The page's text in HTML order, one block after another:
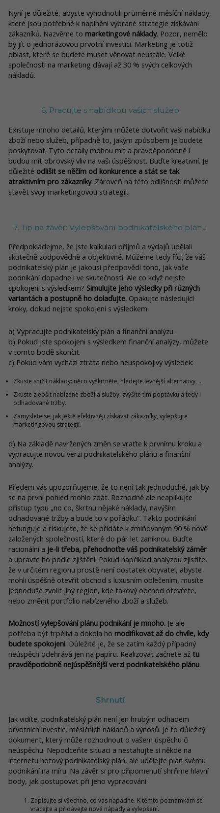
Nyní je důležité, abyste vyhodnotili průměrné měsíční náklady,
které jsou potřebné k naplnění vybrané strategie získávání
zákazníků. Nazvěme to marketingové náklady. Pozor, nemělo
by jít o jednorázovou prvotní investici. Marketing je totiž
oblast, které se budete muset věnovat neustále. Velké
společnosti na marketing dávají až 30 % svých celkových
nákladů.
6. Pracujte s nabídkou vašich služeb
Existuje mnoho detailů, kterými můžete dotvořit vaši nabídku
zboží nebo služeb, případně to, jakým způsobem je budete
poskytovat. Tyto detaily mohou mít a pravděpodobně i
budou mít obrovský vliv na vaši úspěšnost. Buďte kreativní. Je
důležité odlišit se něčím od konkurence a stát se tak
atraktivním pro zákazníky. Zároveň na této odlišnosti můžete
stavět svoji marketingovou strategii.
7. Tip na závěr: Vylepšování podnikatelského plánu
Předpokládejme, že jste kalkulaci příjmů a výdajů udělali
skutečně zodpovědně a objektivně. Můžeme tedy říci, že váš
podnikatelský plán je jakousi předpovědí toho, jak vaše
podnikání dopadne i ve skutečnosti. Ale co když nejste
spokojeni s výsledkem? Simulujte jeho výsledky při různých
variantách a postupně ho dolaďujte. Opakujte následující
kroky, dokud nejste spokojeni s výsledkem:
a) Vypracujte podnikatelský plán a finanční analýzu.
b) Pokud jste spokojeni s výsledkem finanční analýzy, můžete
v tomto bodě skončit.
c) Pokud vám vychází ztráta nebo neuspokojivý výsledek:
Zkuste snížit náklady: něco vyškrtněte, hledejte levnější alternativy, ...
Zkuste zlepšit nabízené zboží a služby, zvýšíte tím poptávku a tedy i
odhadované tržby.
Zamyslete se, jak ještě efektivněji získávat zákazníky, vylepšujte
marketingovou strategii.
d) Na základě navržených změn se vraťte k prvnímu kroku a
vypracujte novou verzi podnikatelského plánu a finanční
analýzy.
Předem vás upozorňujeme, že to není tak jednoduché, jak by
se na první pohled mohlo zdát. Rozhodně ale neaplikujte
přístup typu „no co, škrtnu nějaké náklady, navýším
odhadované tržby a bude to v pořádku“. Takto podnikání
nefunguje a riskujete, že se přidáte k zmiňovaným 90 % nově
založených společností, které do pár let zaniknou. Buďte
racionální a je-li třeba, přehodnoťte váš podnikatelský záměr
a upravte ho podle zjištění. Pokud například analýzou zjistíte,
že v určitém regionu prostě není dostatek obyvatel, abyste
mohli úspěšně otevřít obchod s luxusním oblečením, musíte
jednoduše zvolit jiný region, kde takový obchod otevřete,
nebo změnit portfolio nabízeného zboží a služeb.
Možností vylepšování plánu podnikání je mnoho. Je ale
potřeba být trpěliví a dokola ho modifikovat až do chvíle, kdy
budete spokojeni. Důležité je, že se zatím každý případný
neúspěch odehrává jen na papíru. Realizovat začnete až tu
pravděpodobně nejúspěšnější verzi podnikatelského plánu.
Shrnutí
Jak vidíte, podnikatelský plán není jen hrubým odhadem
prvotních investic, měsíčních nákladů a výnosů. Je to důležitý
dokument, který může rozhodnout o vašem úspěchu či
neúspěchu. Nepodceňte situaci a nestahujte si někde na
internetu hotový podnikatelský plán, ale udělejte plán svému
podnikání na míru. Na závěr si pro připomenutí shrňme hlavní
body, jak postupovat při jeho vypracování:
Zapisujte si všechno, co vás napadne. K těmto poznámkám se
vracejte a přidávejte nové nápady a vylepšení.